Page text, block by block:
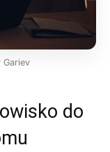
Gariev
do